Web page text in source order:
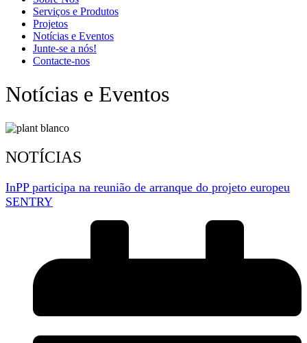
Serviços e Produtos
Projetos
Notícias e Eventos
Junte-se a nós!
Contacte-nos
Notícias e Eventos
NOTÍCIAS
InPP participa na reunião de arranque do projeto europeu
SENTRY